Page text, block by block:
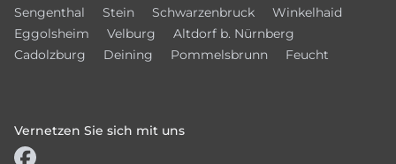
Sengenthal
Stein Schwarzenbruck
Winkelhaid
Eggolsheim
Velburg
Altdorf b. Nürnberg
Cadolzburg
Deining Pommelsbrunn Feucht
Vernetzen Sie sich mit uns